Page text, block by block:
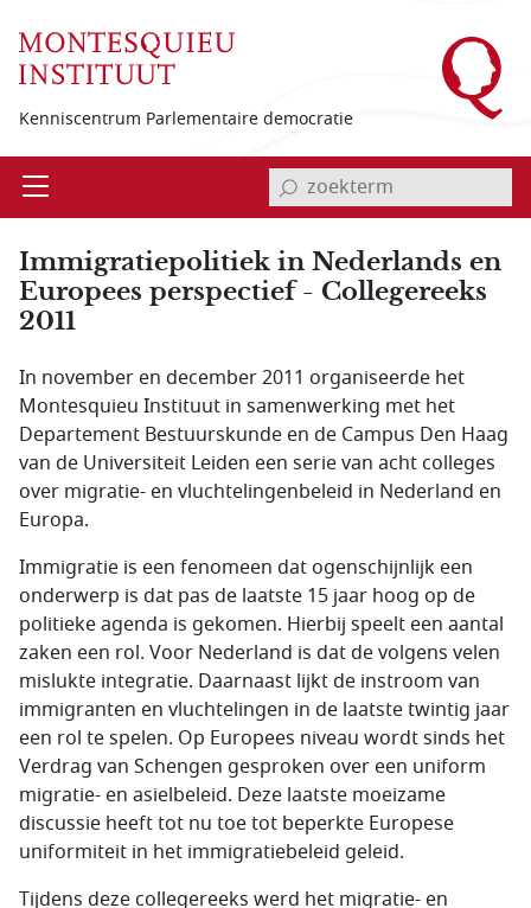
Kenniscentrum Parlementaire democratie
Open invoerveld zoekterm
Immigratiepolitiek in Nederlands en
Europees perspectief - Collegereeks
2011
In november en december 2011 organiseerde het
Montesquieu Instituut in samenwerking met het
Departement Bestuurskunde en de Campus Den Haag
van de Universiteit Leiden een serie van acht colleges
over migratie- en vluchtelingenbeleid in Nederland en
Europa.
Immigratie is een fenomeen dat ogenschijnlijk een
onderwerp is dat pas de laatste 15 jaar hoog op de
politieke agenda is gekomen. Hierbij speelt een aantal
zaken een rol. Voor Nederland is dat de volgens velen
mislukte integratie. Daarnaast lijkt de instroom van
immigranten en vluchtelingen in de laatste twintig jaar
een rol te spelen. Op Europees niveau wordt sinds het
Verdrag van Schengen gesproken over een uniform
migratie- en asielbeleid. Deze laatste moeizame
discussie heeft tot nu toe tot beperkte Europese
uniformiteit in het immigratiebeleid geleid.
Tijdens deze collegereeks werd het migratie- en